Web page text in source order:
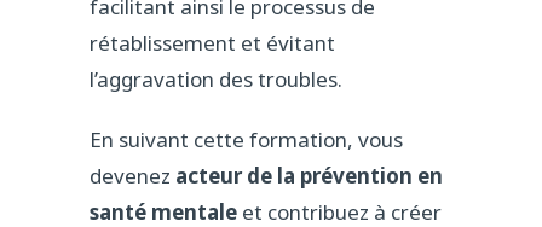
facilitant ainsi le processus de
rétablissement et évitant
l’aggravation des troubles.
En suivant cette formation, vous
devenez acteur de la prévention en
santé mentale et contribuez à créer